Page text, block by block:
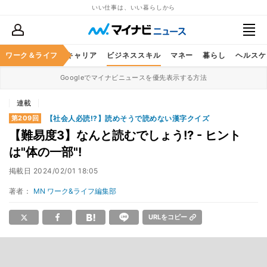
いい仕事は、いい暮らしから
ワーク＆ライフ キャリア ビジネススキル マネー 暮らし ヘルス
Googleでマイナビニュースを優先表示する方法
連載
第209回 【社会人必読!?】読めそうで読めない漢字クイズ
【難易度3】なんと読むでしょう!? - ヒント
は"体の一部"!
掲載日 2024/02/01 18:05
著者： MN ワーク&ライフ編集部
URLをコピー